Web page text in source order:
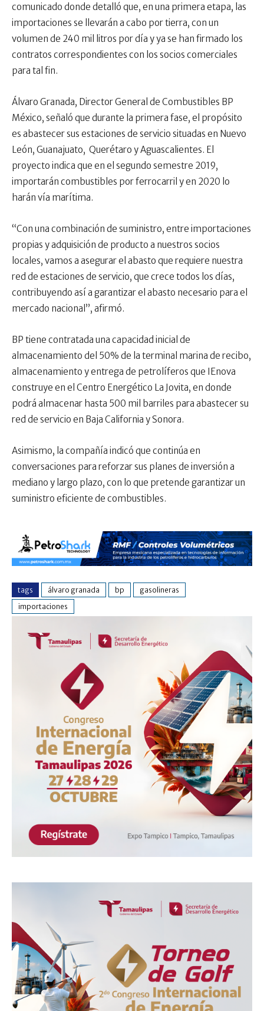
comunicado donde detalló que, en una primera etapa, las
importaciones se llevarán a cabo por tierra, con un
volumen de 240 mil litros por día y ya se han firmado los
contratos correspondientes con los socios comerciales
para tal fin.
Álvaro Granada, Director General de Combustibles BP
México, señaló que durante la primera fase, el propósito
es abastecer sus estaciones de servicio situadas en Nuevo
León, Guanajuato, Querétaro y Aguascalientes. El
proyecto indica que en el segundo semestre 2019,
importarán combustibles por ferrocarril y en 2020 lo
harán vía marítima.
“Con una combinación de suministro, entre importaciones
propias y adquisición de producto a nuestros socios
locales, vamos a asegurar el abasto que requiere nuestra
red de estaciones de servicio, que crece todos los días,
contribuyendo así a garantizar el abasto necesario para el
mercado nacional”, afirmó.
BP tiene contratada una capacidad inicial de
almacenamiento del 50% de la terminal marina de recibo,
almacenamiento y entrega de petrolíferos que IEnova
construye en el Centro Energético La Jovita, en donde
podrá almacenar hasta 500 mil barriles para abastecer su
red de servicio en Baja California y Sonora.
Asimismo, la compañía indicó que continúa en
conversaciones para reforzar sus planes de inversión a
mediano y largo plazo, con lo que pretende garantizar un
suministro eficiente de combustibles.
tags álvaro granada bp
gasolineras
importaciones